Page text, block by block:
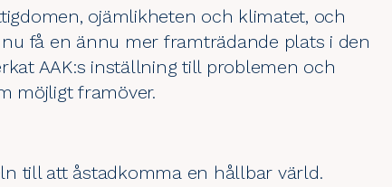
ojämlikheten och klimatet, och
få en ännu mer framträdande plats i den
AAK:s inställning till problemen och
möjligt framöver.
till att åstadkomma en hållbar värld.